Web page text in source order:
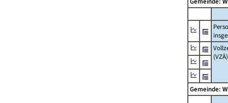
(VZÄ)
Gemeinde: